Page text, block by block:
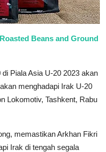
Beans and Ground
Piala Asia U-20 2023 akan
menghadapi Irak U-20
Lokomotiv, Tashkent, Rabu
memastikan Arkhan Fikri
Irak di tengah segala